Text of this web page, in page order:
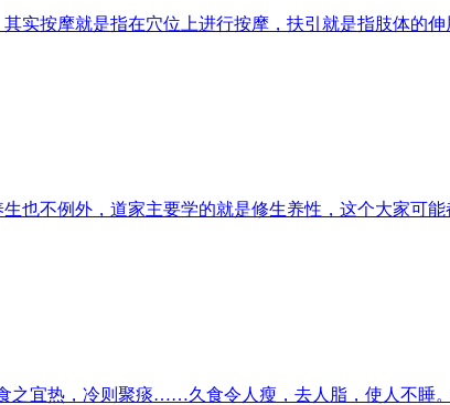
实按摩就是指在穴位上进行按摩，扶引就是指肢体的
也不例外，道家主要学的就是修生养性，这个大家可
宜热，冷则聚痰……久食令人瘦，去人脂，使人不睡